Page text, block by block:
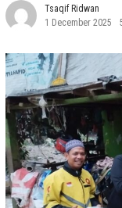
Tsaqif Ridwan
1 December 2025